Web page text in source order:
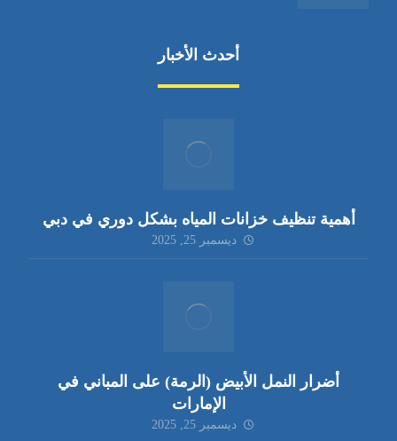
أحدث الأخبار
أهمية تنظيف خزانات المياه بشكل دوري في دبي
ديسمبر 25, 2025
أضرار النمل الأبيض (الرمة) على المباني في
الإمارات
ديسمبر 25, 2025